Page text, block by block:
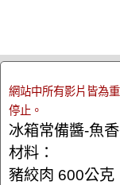
網站中所有影片皆為
停止。
冰箱常備醬-魚
材料：
豬絞肉 600公克